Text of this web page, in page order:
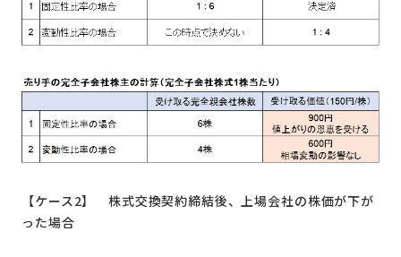
【ケース2】 株式交換契約締結後、上場会社の株価が下が
った場合